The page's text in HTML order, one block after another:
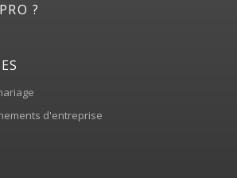
?
d'entreprise